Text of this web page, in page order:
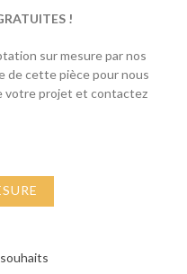
!
sur mesure par nos
de cette pièce pour nous
votre projet et contactez